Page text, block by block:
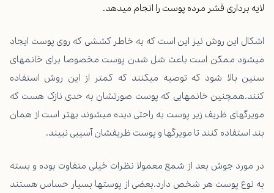
لایه برداری قشر مرده پوست را انجام میدهد.
اشکال این روش نیز این است که به خاطر کششی که روی پوست ایجاد
میشود ممکن است باعث شل شدن پوست مخصوصا برای خانمهای
سنین بالا شود که توصیه میکنند که کمتر از این روش استفاده
کنند.همچنین خانمهایی که پوست صورتشان به حدی نازک هست که
مویرگهای ظریف زیر پوست به راحتی دیده میشوند بهتر است از همان
بند استفاده کنند تا مویرگها و پوست ظریفشان آسیبی نبیند.
در مورد جوش بعد از شمع معمولا نظرات خیلی متفاوت بوده و بسته
به نوع پوست هر شخص دارد.بعضی از پوستها بسیار حساس هستند